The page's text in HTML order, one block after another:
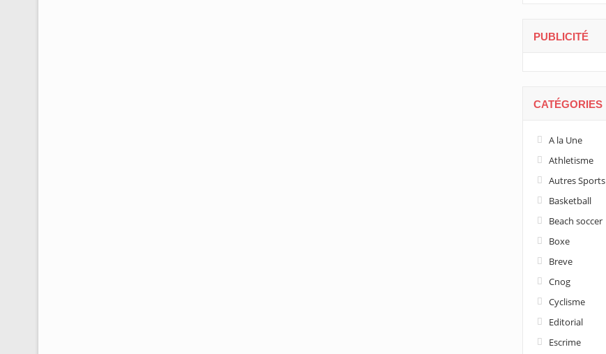
PUBLICITÉ
CATÉGORIES
A la Une
Athletisme
Autres Sports
Basketball
Beach soccer
Boxe
Breve
Cnog
Cyclisme
Editorial
Escrime